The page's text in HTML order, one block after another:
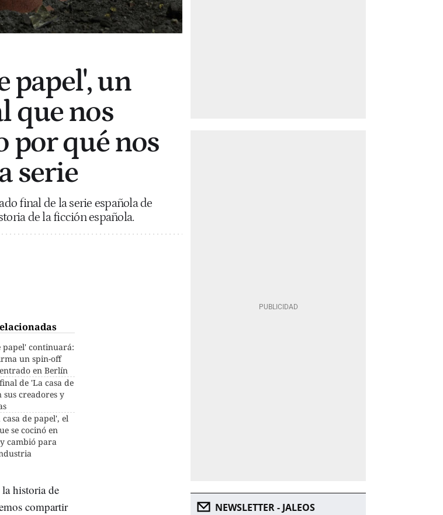
papel', un
que nos
por qué nos
serie
final de la serie española de
de la ficción española.
papel' continuará:
un spin-off
en Berlín
de 'La casa de
sus creadores y
de papel', el
se cocinó en
cambió para
historia de
compartir
NEWSLETTER - JALEOS